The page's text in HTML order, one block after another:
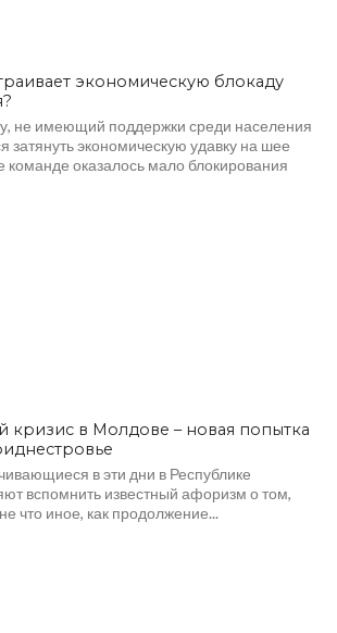
экономическую блокаду
не имеющий поддержки среди населения
затянуть экономическую удавку на шее
команде оказалось мало блокирования
кризис в Молдове – новая попытка
в эти дни в Республике
вспомнить известный афоризм о том,
что иное, как продолжение...